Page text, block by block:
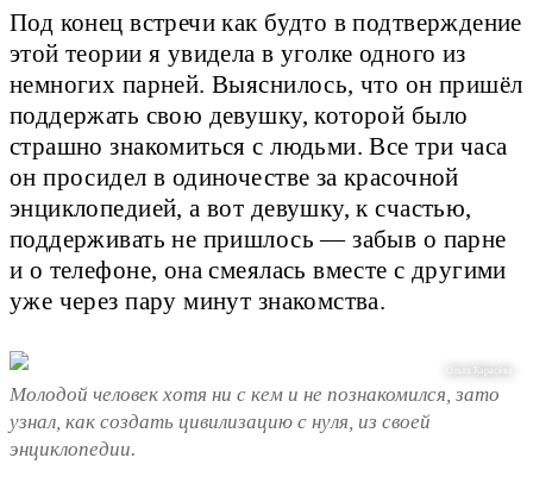
Под конец встречи как будто в подтверждение
этой теории я увидела в уголке одного из
немногих парней. Выяснилось, что он пришёл
поддержать свою девушку, которой было
страшно знакомиться с людьми. Все три часа
он просидел в одиночестве за красочной
энциклопедией, а вот девушку, к счастью,
поддерживать не пришлось — забыв о парне
и о телефоне, она смеялась вместе с другими
уже через пару минут знакомства.
Ольга Карасёва
Молодой человек хотя ни с кем и не познакомился, зато
узнал, как создать цивилизацию с нуля, из своей
энциклопедии.